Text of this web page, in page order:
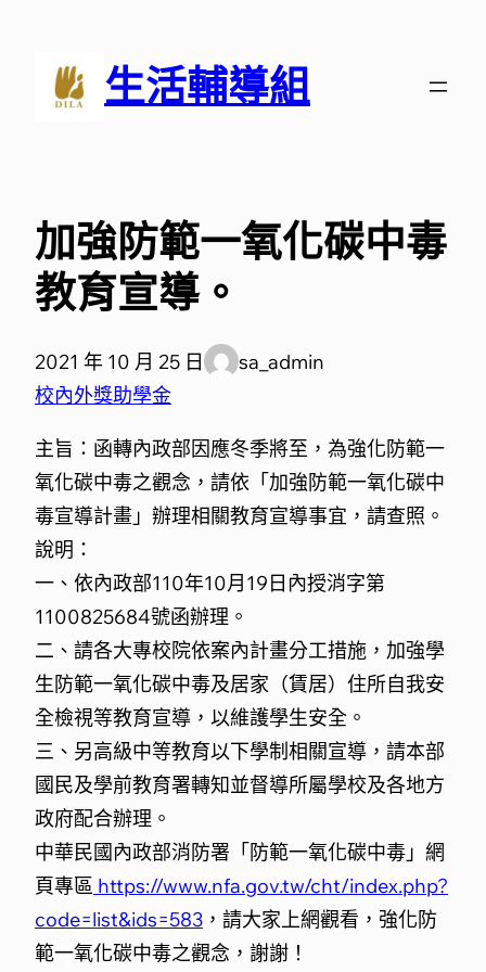
生活輔導組
加強防範一氧化碳中毒
教育宣導。
2021 年 10 月 25 日
sa_admin
校內外獎助學金
主旨：函轉內政部因應冬季將至，為強化防範一
氧化碳中毒之觀念，請依「加強防範一氧化碳中
毒宣導計畫」辦理相關教育宣導事宜，請查照。
說明：
一、依內政部110年10月19日內授消字第
1100825684號函辦理。
二、請各大專校院依案內計畫分工措施，加強學
生防範一氧化碳中毒及居家（賃居）住所自我安
全檢視等教育宣導，以維護學生安全。
三、另高級中等教育以下學制相關宣導，請本部
國民及學前教育署轉知並督導所屬學校及各地方
政府配合辦理。
中華民國內政部消防署「防範一氧化碳中毒」網
頁專區 https://www.nfa.gov.tw/cht/index.php?
code=list&ids=583 ，請大家上網觀看，強化防
範一氧化碳中毒之觀念，謝謝！